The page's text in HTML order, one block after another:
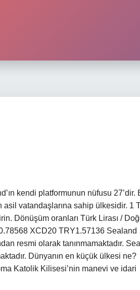
kendi platformunun nüfusu 27’dir.
asil vatandaşlarına sahip ülkesidir. 1
Dönüşüm oranları Türk Lirası /
XCD20 TRY1.57136 Sealand
resmi olarak tanınmamaktadır.
Dünyanın en küçük ülkesi ne?
Katolik Kilisesi’nin manevi ve idari